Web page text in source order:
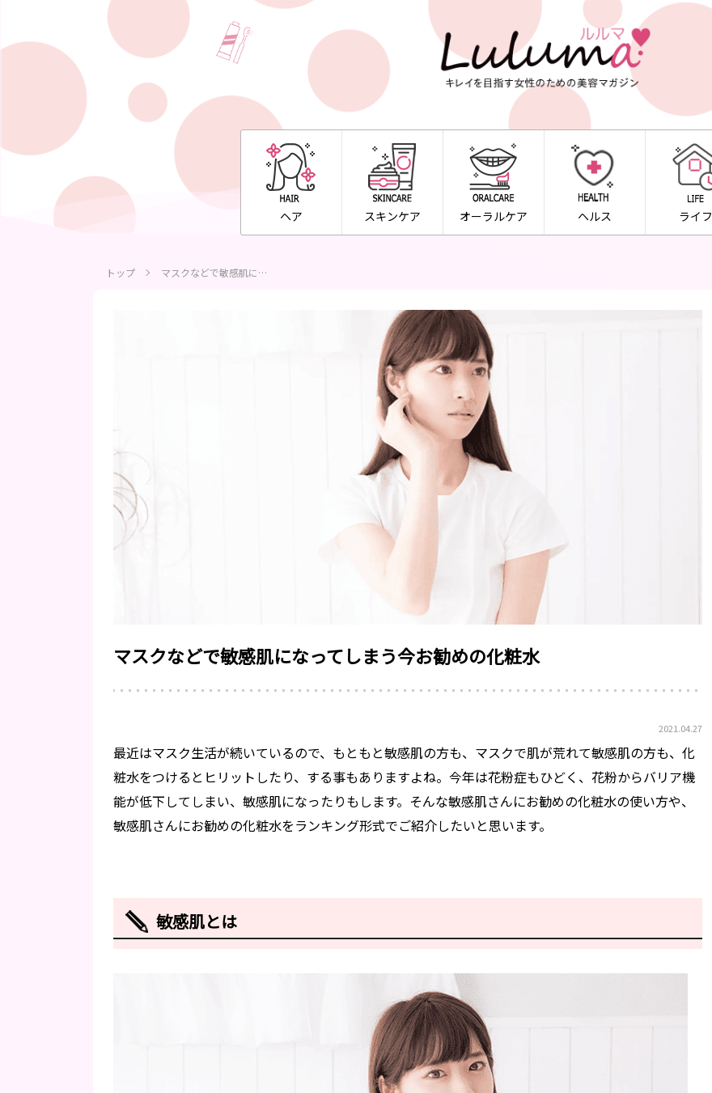
ヘア スキンケア オーラルケア ヘルス ライフ
トップ マスクなどで敏感肌に…
マスクなどで敏感肌になってしまう今お勧めの化粧水
2021.04.27
最近はマスク生活が続いているので、もともと敏感肌の方も、マスクで肌が荒れて敏感肌の方も、化
粧水をつけるとヒリットしたり、する事もありますよね。今年は花粉症もひどく、花粉からバリア機
能が低下してしまい、敏感肌になったりもします。そんな敏感肌さんにお勧めの化粧水の使い方や、
敏感肌さんにお勧めの化粧水をランキング形式でご紹介したいと思います。
敏感肌とは